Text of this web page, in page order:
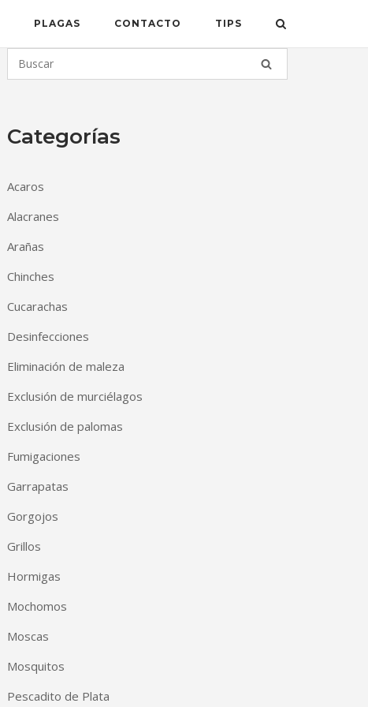
PLAGAS CONTACTO TIPS
Categorías
Acaros
Alacranes
Arañas
Chinches
Cucarachas
Desinfecciones
Eliminación de maleza
Exclusión de murciélagos
Exclusión de palomas
Fumigaciones
Garrapatas
Gorgojos
Grillos
Hormigas
Mochomos
Moscas
Mosquitos
Pescadito de Plata